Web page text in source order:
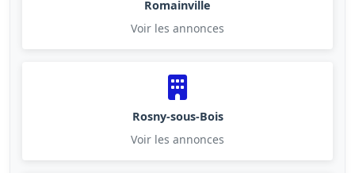
Romainville
Voir les annonces
Rosny-sous-Bois
Voir les annonces